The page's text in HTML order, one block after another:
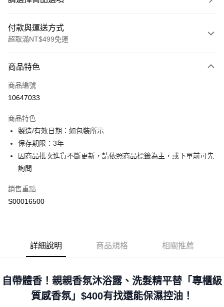
付款與運送方式
超取滿NT$499免運
信用卡一次付款
超商取貨付款
Apple Pay
街口支付
ATM付款
運送方式
全家取貨付款
每筆NT$60，滿NT$499(含以上)免運費
每筆NT$60，滿NT$499(含以上)免運費
付款後萊爾富取貨
商品特色
商品編號
10647033
商品特色
製造/有效日期：如包裝所示
保存期限：3年
因商品批次進貨不斷更新，請依照商品標籤為主，或下單前可先
詢問
銷售重點
S00016500
詳細說明 商品規格 相關推薦
自帶體香！親親香氛沐浴露、洗髮精平替「專櫃級
質感香氛」$400有找還能保濕控油！